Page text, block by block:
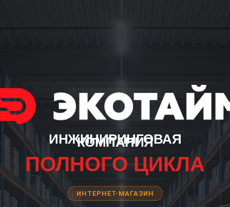
ИНЖИНИРИНГОВАЯ
КОМПАНИЯ
ПОЛНОГО ЦИКЛА
ИНТЕРНЕТ-МАГАЗИН